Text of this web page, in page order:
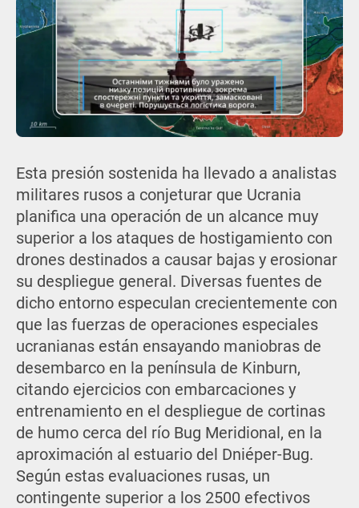
Esta presión sostenida ha llevado a analistas
militares rusos a conjeturar que Ucrania
planifica una operación de un alcance muy
superior a los ataques de hostigamiento con
drones destinados a causar bajas y erosionar
su despliegue general. Diversas fuentes de
dicho entorno especulan crecientemente con
que las fuerzas de operaciones especiales
ucranianas están ensayando maniobras de
desembarco en la península de Kinburn,
citando ejercicios con embarcaciones y
entrenamiento en el despliegue de cortinas
de humo cerca del río Bug Meridional, en la
aproximación al estuario del Dniéper-Bug.
Según estas evaluaciones rusas, un
contingente superior a los 2500 efectivos